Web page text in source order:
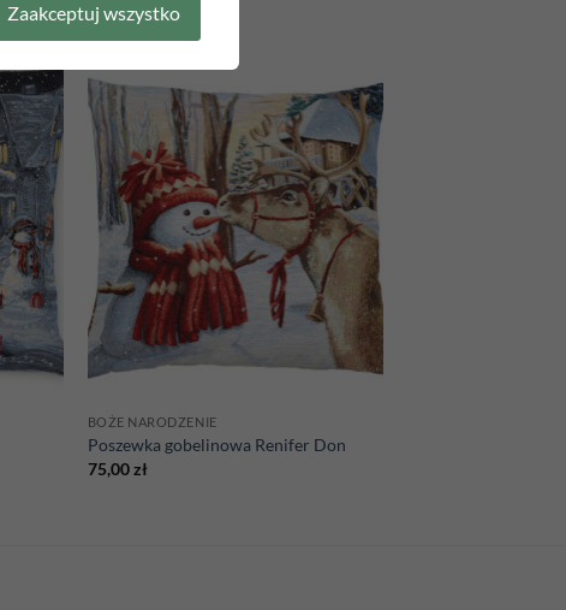
Add to
wishlist
Add to
wishlist
BOŻE NARODZENIE
Poszewka gobelinowa Renifer Don
75,00zł
Zaakceptuj wszystko